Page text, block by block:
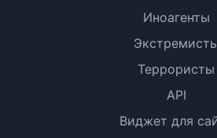
Иноагенты
Террористы
API
Виджет для